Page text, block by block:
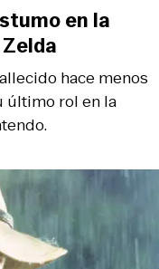
hace menos
último rol en la
en la